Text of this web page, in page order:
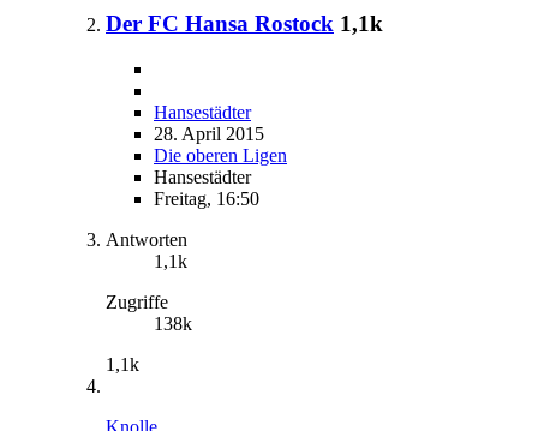
Der FC Hansa Rostock 1,1k
Hansestädter
28. April 2015
Die oberen Ligen
Hansestädter
Freitag, 16:50
Antworten
1,1k
Zugriffe
138k
1,1k